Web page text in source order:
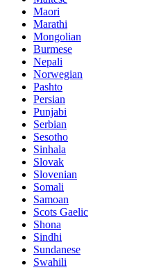
Maori
Marathi
Mongolian
Burmese
Nepali
Norwegian
Pashto
Persian
Punjabi
Serbian
Sesotho
Sinhala
Slovak
Slovenian
Somali
Samoan
Scots Gaelic
Shona
Sindhi
Sundanese
Swahili